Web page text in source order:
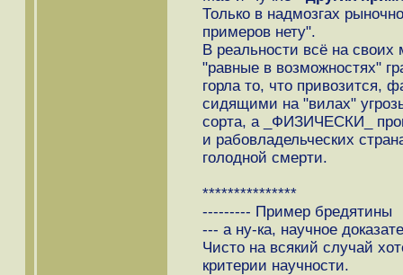
Только в надмозгах
примеров нету".
В реальности всё на своих
"равные в возможностях"
горла то, что привозится,
сидящими на "вилах"
сорта, а _ФИЗИЧЕСКИ_
и рабовладельческих
голодной смерти.
***************
--------- Пример бредятины
--- а ну-ка, научное
Чисто на всякий случай
критерии научности.